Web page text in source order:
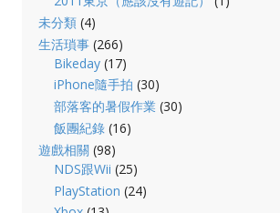
未分類(4)
生活瑣事(266)
Bikeday (17)
iPhone隨手拍 (30)
部落客的暑假作業 (30)
飯團紀錄 (16)
遊戲相關 (98)
NDS跟Wii (25)
PlayStation (24)